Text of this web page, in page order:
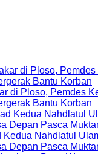
di Ploso, Pemdes
Bantu Korban
Kedua Nahdlatul
Depan Pasca